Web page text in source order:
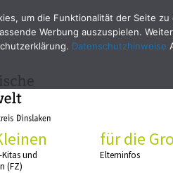
und
(FZ)
für die
Elterninfos
um die Funktionalität der Seite
Werbung auszuspielen.
Datenschutzhinweise